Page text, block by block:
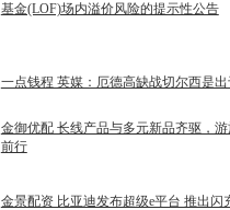
基金(LOF)场内溢价风险的提示性公告
一点钱程 英媒：厄德高缺战切尔西是
金御优配 长线产品与多元新品齐驱，
前行
金景配资 比亚迪发布超级e平台 推出闪